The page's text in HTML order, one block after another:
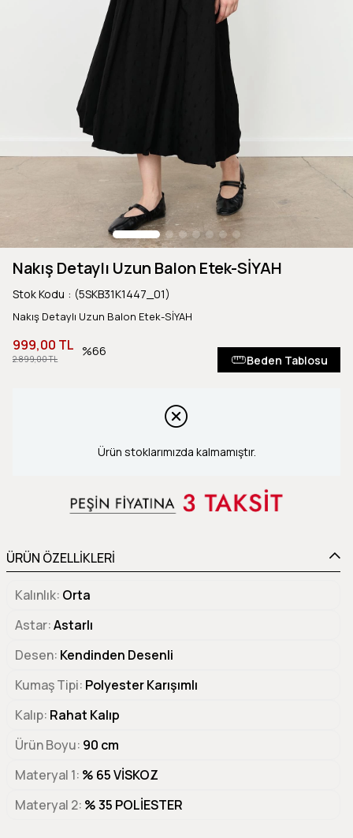
Nakış Detaylı Uzun Balon Etek-SİYAH
Stok Kodu (5SKB31K1447_01)
Nakış Detaylı Uzun Balon Etek-SİYAH
2.899,00 TL
999,00 TL 66
Beden Tablosu
Ürün stoklarımızda kalmamıştır.
ÜRÜN ÖZELLİKLERİ
Kalınlık Orta
Astar Astarlı
Desen Kendinden Desenli
Kumaş Tipi Polyester Karışımlı
Kalıp Rahat Kalıp
Ürün Boyu 90 cm
Materyal 1 % 65 VİSKOZ
Materyal 2 % 35 POLİESTER